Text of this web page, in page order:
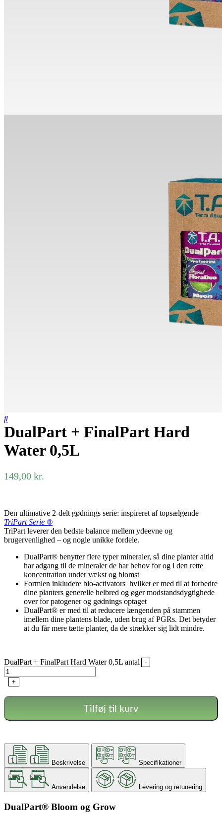
DualPart + FinalPart Hard
Water 0,5L
149,00 kr.
Den ultimative 2-delt gødnings serie: inspireret af topsælgende
TriPart Serie ®
TriPart leverer den bedste balance mellem ydeevne og
brugervenlighed – og nogle unikke fordele.
DualPart® benytter flere typer mineraler, så dine planter altid
har adgang til de mineraler de har behov for og i den rette
koncentration under vækst og blomst
Formlen inkludere bio-activators hvilket er med til at forbedre
dine planters generelle helbred og øger modstandsdygtighede
over for patogener og gødnings optaget
DualPart® er med til at reducere længenden på stammen
imellem dine plantens blade, uden brug af PGRs. Det betyder
at du får mere tætte planter, da de strækker sig lidt mindre.
DualPart + FinalPart Hard Water 0,5L antal -
+
Tilføj til kurv
Beskrivelse Specifikationer
Anvendelse Levering og retunering
DualPart® Bloom og Grow